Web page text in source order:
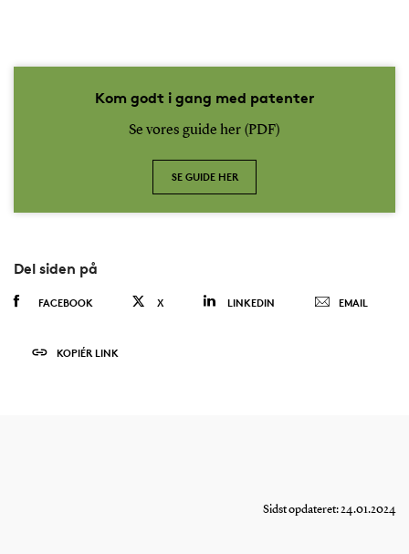
Kom godt i gang med patenter
Se vores guide her (PDF)
SE GUIDE HER
Del siden på
FACEBOOK X LINKEDIN EMAIL
KOPIÉR LINK
Sidst opdateret: 24.01.2024